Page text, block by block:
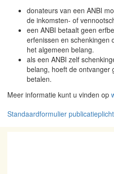
donateurs van een ANBI
de inkomsten- of
een ANBI betaalt geen
erfenissen en schenkingen
het algemeen belang.
als een ANBI zelf
belang, hoeft de ontvanger
betalen.
Meer informatie kunt u vinden op
Standaardformulier